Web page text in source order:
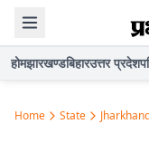
होमझारखण्डबिहारउत्तर प्रदेश
Home State